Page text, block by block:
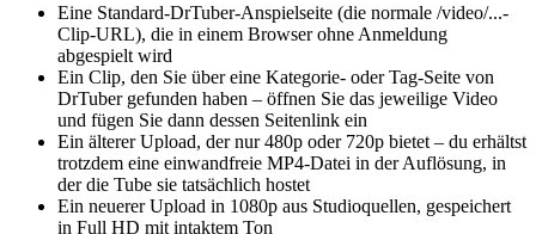
Eine Standard-DrTuber-Anspielseite (die normale /video/...-
Clip-URL), die in einem Browser ohne Anmeldung
abgespielt wird
Ein Clip, den Sie über eine Kategorie- oder Tag-Seite von
DrTuber gefunden haben – öffnen Sie das jeweilige Video
und fügen Sie dann dessen Seitenlink ein
Ein älterer Upload, der nur 480p oder 720p bietet – du erhältst
trotzdem eine einwandfreie MP4-Datei in der Auflösung, in
der die Tube sie tatsächlich hostet
Ein neuerer Upload in 1080p aus Studioquellen, gespeichert
in Full HD mit intaktem Ton